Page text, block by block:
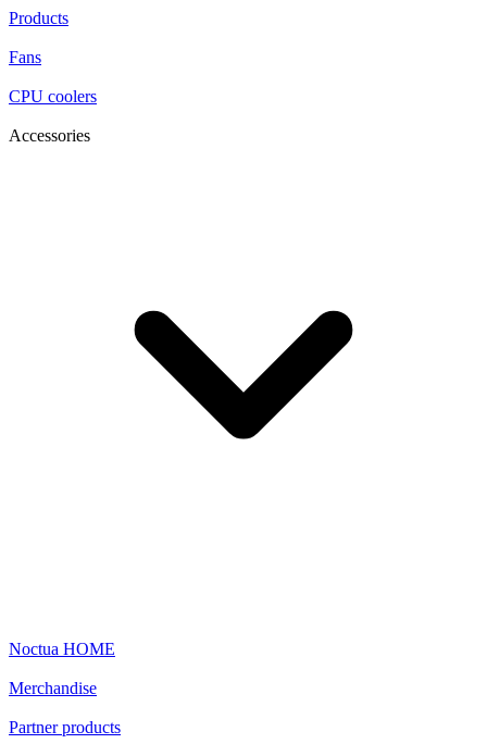
Products
Fans
CPU coolers
Accessories
Noctua HOME
Merchandise
Partner products